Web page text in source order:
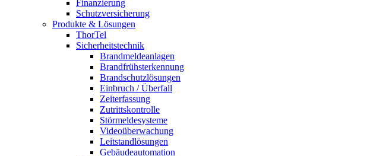
Finanzierung
Schutzversicherung
Produkte & Lösungen
ThorTel
Sicherheitstechnik
Brandmeldeanlagen
Brandfrühsterkennung
Brandschutzlösungen
Einbruch / Überfall
Zeiterfassung
Zutrittskontrolle
Störmeldesysteme
Videoüberwachung
Leitstandlösungen
Gebäudeautomation